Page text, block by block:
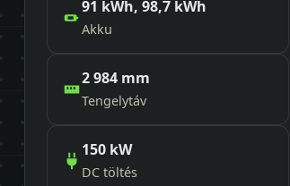
91 kWh, 98,7 kWh
Akku
2 984 mm
Tengelytáv
150 kW
DC töltés